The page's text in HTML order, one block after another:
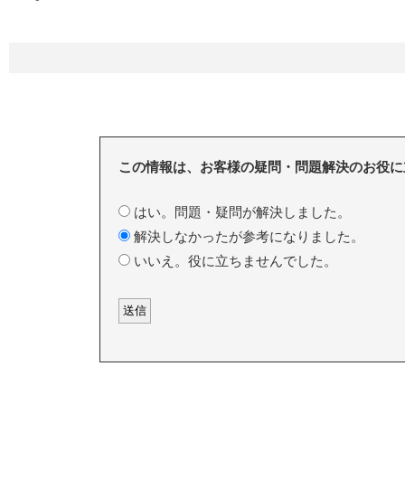
この情報は、お客様の疑問・問題解決のお役
はい。問題・疑問が解決しました。
解決しなかったが参考になりました。
いいえ。役に立ちませんでした。